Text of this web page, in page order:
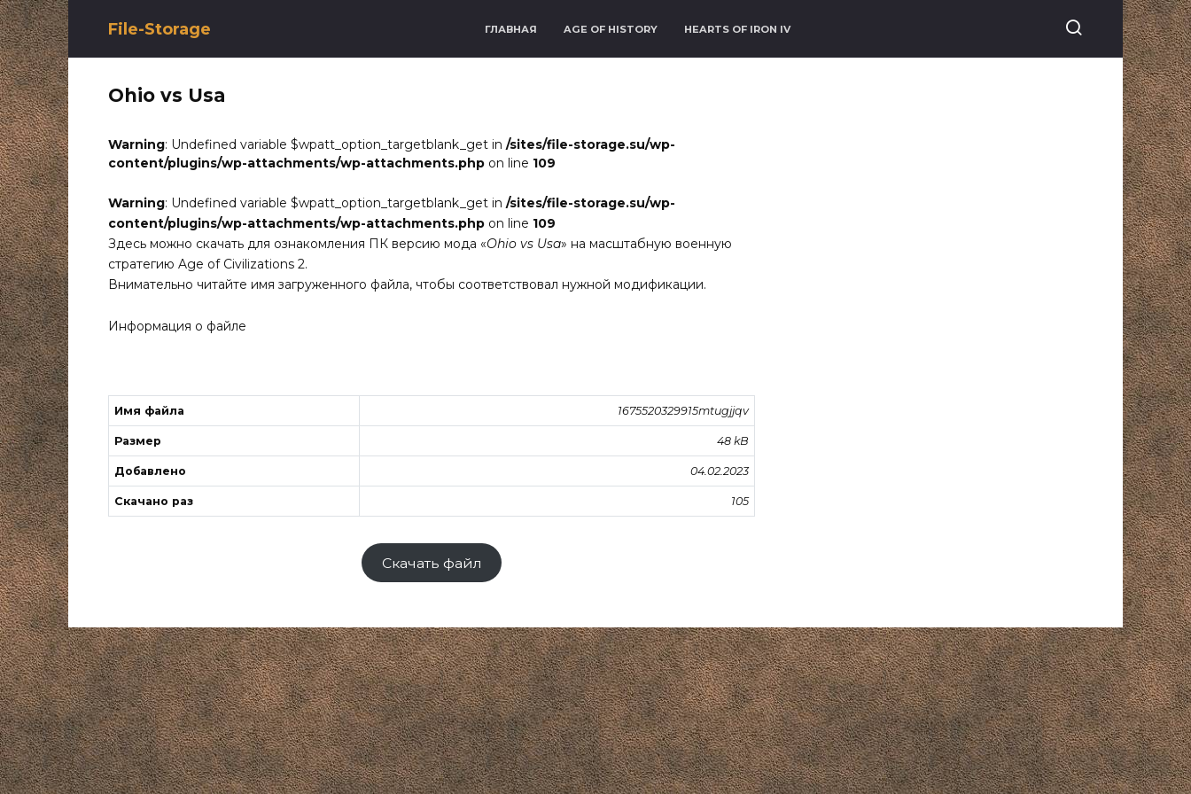
Перейти
к
содержанию
File-Storage ГЛАВНАЯ AGE OF HISTORY HEARTS OF IRON IV
Ohio vs Usa
Warning: Undefined variable $wpatt_option_targetblank_get in /sites/file-storage.su/wp-
content/plugins/wp-attachments/wp-attachments.php on line 109
Warning: Undefined variable $wpatt_option_targetblank_get in /sites/file-storage.su/wp-
content/plugins/wp-attachments/wp-attachments.php on line 109
Здесь можно скачать для ознакомления ПК версию мода «Ohio vs Usa» на масштабную военную
стратегию Age of Civilizations 2.
Внимательно читайте имя загруженного файла, чтобы соответствовал нужной модификации.
Информация о файле
Имя файла 1675520329915mtugjjqv
Размер 48 kB
Добавлено 04.02.2023
Скачано раз 105
Скачать файл